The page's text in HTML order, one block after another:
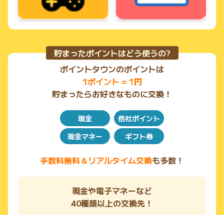
貯まったポイントはどう使うの?
ポイントタウンのポイントは
1ポイント = 1円
貯まったらお好きなものに交換！
現金
他社ポイント
現金マネー
ギフト券
手数料無料＆リアルタイム交換も多数！
現金や電子マネーなど
40種類以上の交換先！